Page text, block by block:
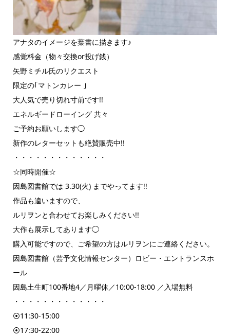
アナタのイメージを葉書に描きます♪
感覚料金（物々交換or投げ銭）
矢野ミチル氏のリクエスト
限定の｢マトンカレー ｣
大人気で売り切れ寸前です!!
エネルギードローイング 共々
ご予約お願いします◯
新作のレターセットも絶賛販売中!!
・・・・・・・・・・・・・
☆同時開催☆
因島図書館では 3.30(火) までやってます!!
作品も違いますので、
ルリヲンと合わせてお楽しみください!!
大作も展示してあります◯
購入可能ですので、ご希望の方はルリヲンにご連絡ください。
因島図書館（芸予文化情報センター）ロビー・エントランスホ
ール
因島土生町100番地4／月曜休／10:00-18:00 ／入場無料
・・・・・・・・・・・・・
⦿11:30-15:00
⦿17:30-22:00